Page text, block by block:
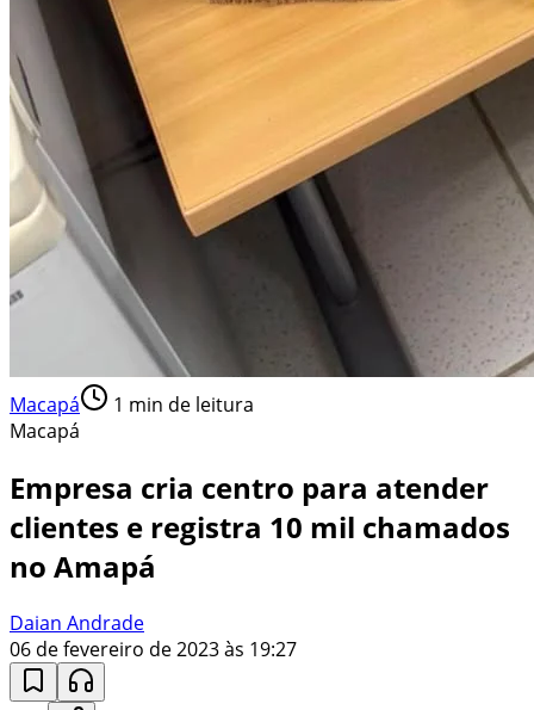
Macapá 1 min de leitura
Macapá
Empresa cria centro para atender
clientes e registra 10 mil chamados
no Amapá
Daian Andrade
06 de fevereiro de 2023 às 19:27